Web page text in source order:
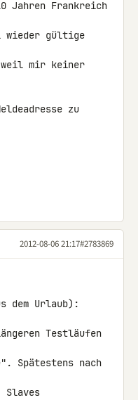
Jahren Frankreich
wieder gültige
mir keiner
zu
2012-08-06 21:17#2783869
dem Urlaub):
Testläufen
Spätestens nach
Slaves